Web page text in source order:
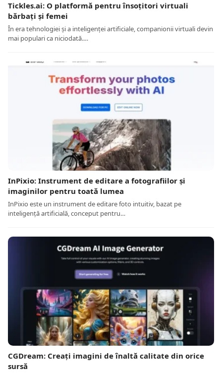
Tickles.ai: O platformă pentru însoțitori virtuali
bărbați și femei
În era tehnologiei și a inteligenței artificiale, companionii virtuali devin
mai populari ca niciodată.…
InPixio: Instrument de editare a fotografiilor și
imaginilor pentru toată lumea
InPixio este un instrument de editare foto intuitiv, bazat pe
inteligență artificială, conceput pentru…
CGDream: Creați imagini de înaltă calitate din orice
sursă